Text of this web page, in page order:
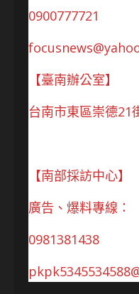
0900777721
【臺南辦公室】
台南市東區崇德21
【南部採訪中心】
廣告、爆料專線：
0981381438